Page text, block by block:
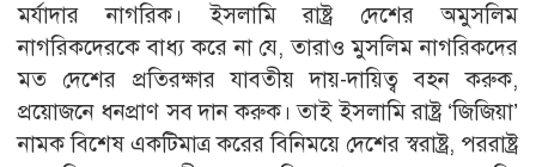
মর্যাদার নাগরিক। ইসলামি রাষ্ট্র দেশের অমুসলিম
নাগরিকদেরকে বাধ্য করে না যে, তারাও মুসলিম নাগরিকদের
মত দেশের প্রতিরক্ষার যাবতীয় দায়-দায়িত্ব বহন করুক,
প্রয়ােজনে ধনপ্রাণ সব দান করুক। তাই ইসলামি রাষ্ট্র ‘জিজিয়া’
নামক বিশেষ একটিমাত্র করের বিনিময়ে দেশের স্বরাষ্ট্র, পররাষ্ট্র